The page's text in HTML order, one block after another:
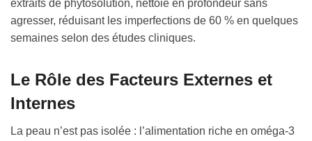
extraits de phytosolution, nettoie en profondeur sans
agresser, réduisant les imperfections de 60 % en quelques
semaines selon des études cliniques.
Le Rôle des Facteurs Externes et
Internes
La peau n’est pas isolée : l’alimentation riche en oméga-3